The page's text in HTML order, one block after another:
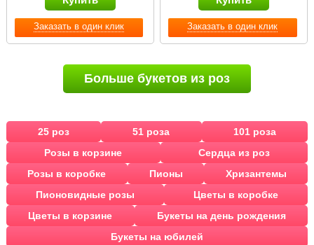
Заказать в один клик Заказать в один клик
Больше букетов из роз
25 роз 51 роза
101 роза
Розы в корзине
Сердца из роз
Розы в коробке
Пионы
Хризантемы
Пионовидные розы
Цветы в коробке
Цветы в корзине
Букеты на день рождения
Букеты на юбилей